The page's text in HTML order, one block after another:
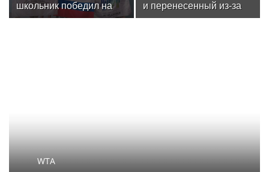
школьник победил на
олимпиаде по
и перенесенный из-за
урагана матч. Стартует
WTA